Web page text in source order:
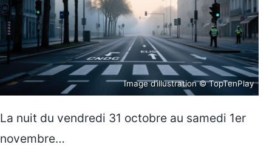
Image d’illustration © TopTenPlay
La nuit du vendredi 31 octobre au samedi 1er
novembre…